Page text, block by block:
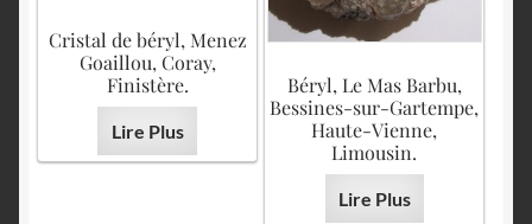
Cristal de béryl, Menez
Goaillou, Coray,
Finistère.
Lire Plus
Béryl, Le Mas Barbu,
Bessines-sur-Gartempe,
Haute-Vienne,
Limousin.
Lire Plus